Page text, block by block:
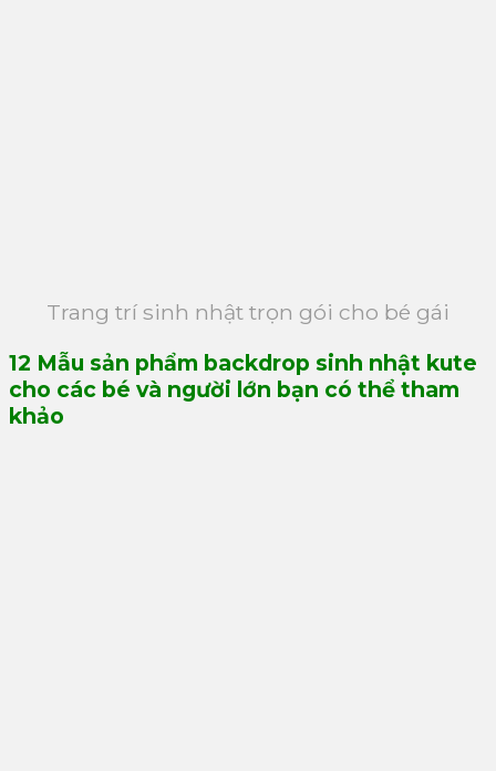
Trang trí sinh nhật trọn gói cho bé gái
12 Mẫu sản phẩm backdrop sinh nhật kute
cho các bé và người lớn bạn có thể tham
khảo